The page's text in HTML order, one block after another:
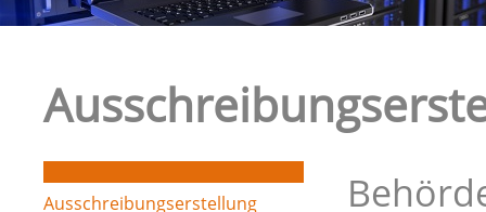
Ausschreibungserstellung